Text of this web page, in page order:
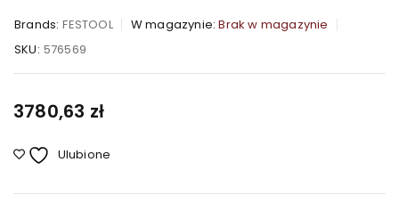
Brands: FESTOOL W magazynie: Brak w magazynie
SKU: 576569
3780,63 zł
Ulubione